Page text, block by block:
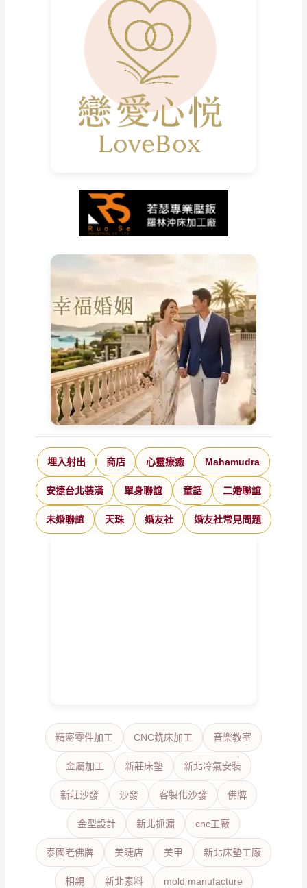
埋入射出 商店 心靈療癒 Mahamudra
安捷台北裝潢 單身聯誼 童話 二婚聯誼
未婚聯誼 天珠 婚友社 婚友社常見問題
精密零件加工 CNC銑床加工 音樂教室
金屬加工 新莊床墊 新北冷氣安裝
新莊沙發 沙發 客製化沙發 佛牌
金型設計 新北抓漏 cnc工廠
泰國老佛牌 美睫店 美甲 新北床墊工廠
相親 新北素料 mold manufacture